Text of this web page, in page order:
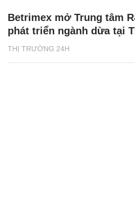
THỊ TRƯỜNG 24H
Betrimex mở Trung tâm
phát triển ngành dừa tại